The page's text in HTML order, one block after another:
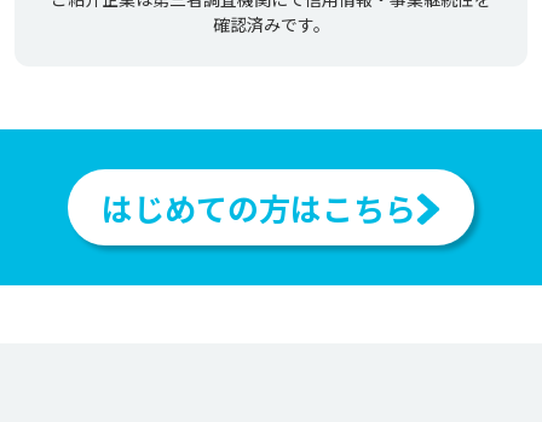
確認済みです。
はじめての方はこちら